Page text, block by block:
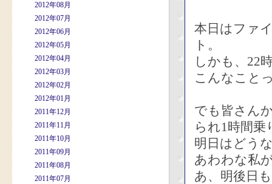
2012年08月
2012年07月
2012年06月
2012年05月
2012年04月
2012年03月
2012年02月
2012年01月
2011年12月
2011年11月
2011年10月
2011年09月
2011年08月
2011年07月
本日はファ
ト。
しかも、22
こんなこと
でも皆さん
られ1時間乗
明日はどう
あわわな私
あ、明後日